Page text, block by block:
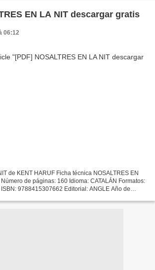
EN LA NIT descargar gratis
06:12
de KENT HARUF Ficha técnica NOSALTRES EN
de páginas: 160 Idioma: CATALÁN Formatos:
ISBN: 9788415307662 Editorial: ANGLE Año de